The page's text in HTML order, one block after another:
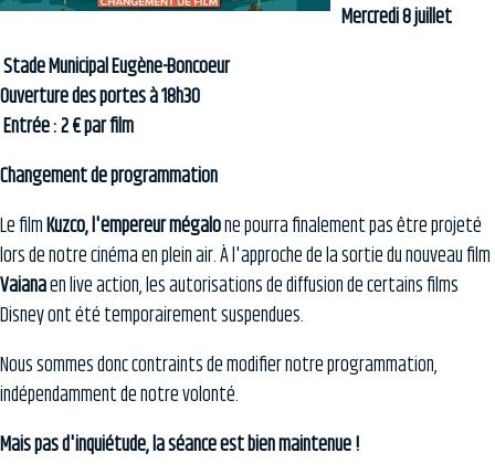
Mercredi 8 juillet
Stade Municipal Eugène-Boncoeur
Ouverture des portes à 18h30
Entrée : 2 € par film
Changement de programmation
Le filmKuzco, l'empereur mégalone pourra finalement pas être projeté
lors de notre cinéma en plein air. À l'approche de la sortie du nouveau film
Vaianaen live action, les autorisations de diffusion de certains films
Disney ont été temporairement suspendues.
Nous sommes donc contraints de modifier notre programmation,
indépendamment de notre volonté.
Mais pas d'inquiétude, la séance est bien maintenue !